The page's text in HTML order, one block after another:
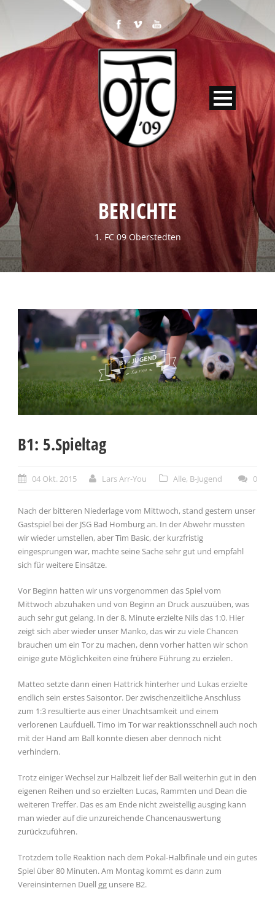
BERICHTE
1. FC 09 Oberstedten
B1: 5.Spieltag
04 Okt. 2015 Lars Arr-You Alle, B-Jugend 0
Nach der bitteren Niederlage vom Mittwoch, stand gestern unser
Gastspiel bei der JSG Bad Homburg an. In der Abwehr mussten
wir wieder umstellen, aber Tim Basic, der kurzfristig
eingesprungen war, machte seine Sache sehr gut und empfahl
sich für weitere Einsätze.
Vor Beginn hatten wir uns vorgenommen das Spiel vom
Mittwoch abzuhaken und von Beginn an Druck auszuüben, was
auch sehr gut gelang. In der 8. Minute erzielte Nils das 1:0. Hier
zeigt sich aber wieder unser Manko, das wir zu viele Chancen
brauchen um ein Tor zu machen, denn vorher hatten wir schon
einige gute Möglichkeiten eine frühere Führung zu erzielen.
Matteo setzte dann einen Hattrick hinterher und Lukas erzielte
endlich sein erstes Saisontor. Der zwischenzeitliche Anschluss
zum 1:3 resultierte aus einer Unachtsamkeit und einem
verlorenen Laufduell, Timo im Tor war reaktionsschnell auch noch
mit der Hand am Ball konnte diesen aber dennoch nicht
verhindern.
Trotz einiger Wechsel zur Halbzeit lief der Ball weiterhin gut in den
eigenen Reihen und so erzielten Lucas, Rammten und Dean die
weiteren Treffer. Das es am Ende nicht zweistellig ausging kann
man wieder auf die unzureichende Chancenauswertung
zurückzuführen.
Trotzdem tolle Reaktion nach dem Pokal-Halbfinale und ein gutes
Spiel über 80 Minuten. Am Montag kommt es dann zum
Vereinsinternen Duell gg unsere B2.